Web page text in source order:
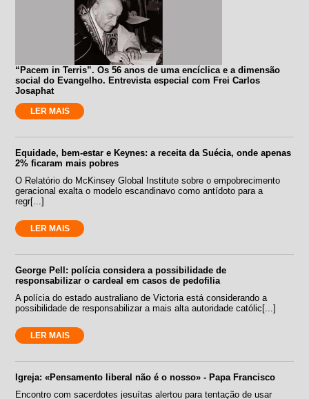
“Pacem in Terris”. Os 56 anos de uma encíclica e a dimensão
social do Evangelho. Entrevista especial com Frei Carlos
Josaphat
LER MAIS
Equidade, bem-estar e Keynes: a receita da Suécia, onde apenas
2% ficaram mais pobres
O Relatório do McKinsey Global Institute sobre o empobrecimento
geracional exalta o modelo escandinavo como antídoto para a
regr[...]
LER MAIS
George Pell: polícia considera a possibilidade de
responsabilizar o cardeal em casos de pedofilia
A polícia do estado australiano de Victoria está considerando a
possibilidade de responsabilizar a mais alta autoridade católic[...]
LER MAIS
Igreja: «Pensamento liberal não é o nosso» - Papa Francisco
Encontro com sacerdotes jesuítas alertou para tentação de usar